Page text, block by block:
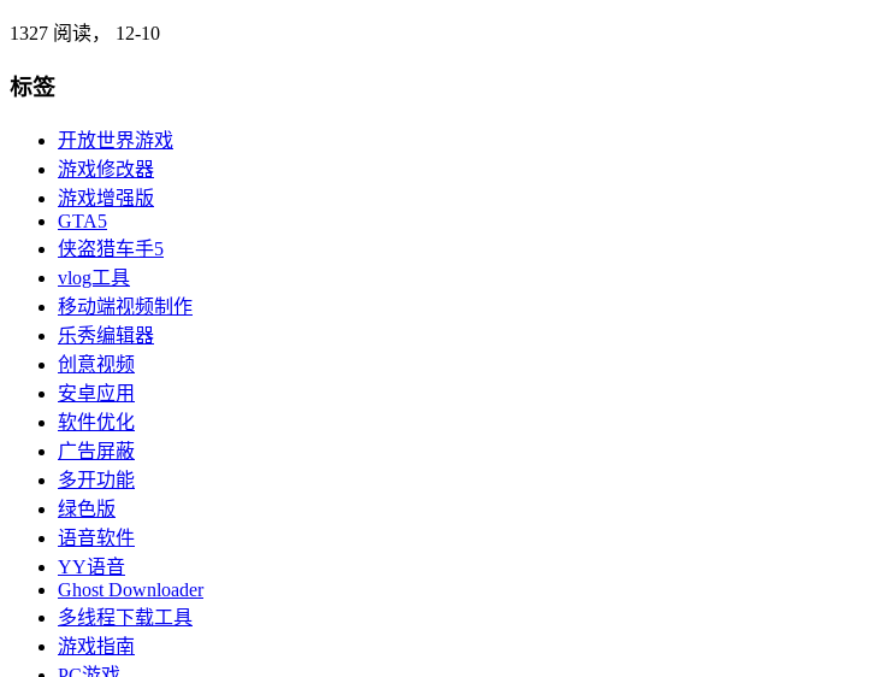
1327 阅读， 12-10
标签
开放世界游戏
游戏修改器
游戏增强版
GTA5
侠盗猎车手5
vlog工具
移动端视频制作
乐秀编辑器
创意视频
安卓应用
软件优化
广告屏蔽
多开功能
绿色版
语音软件
YY语音
Ghost Downloader
多线程下载工具
游戏指南